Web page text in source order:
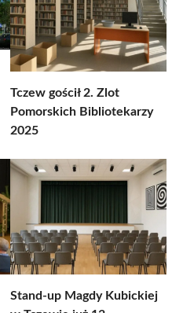
Tczew gościł 2. Zlot
Pomorskich Bibliotekarzy
2025
Stand-up Magdy Kubickiej